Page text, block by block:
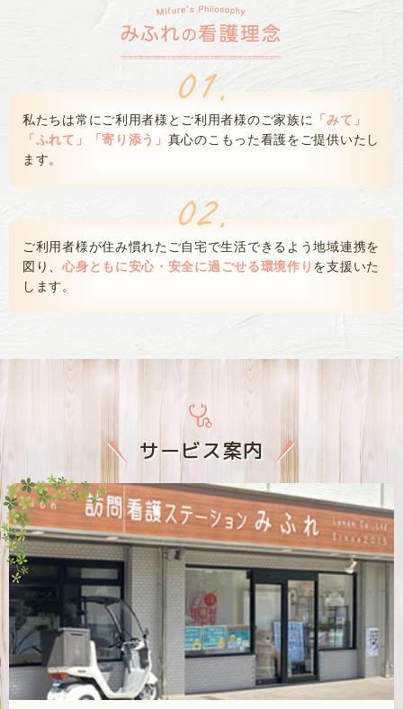
私たちは常にご利用者様とご利用者様のご家族に 「みて」
「ふれて」「寄り添う」 真心のこもった看護をご提供いたし
ます。
ご利用者様が住み慣れたご自宅で生活できるよう地域連携を
図り、心身ともに安心・安全に過ごせる環境作り を支援いた
します。
サービス案内